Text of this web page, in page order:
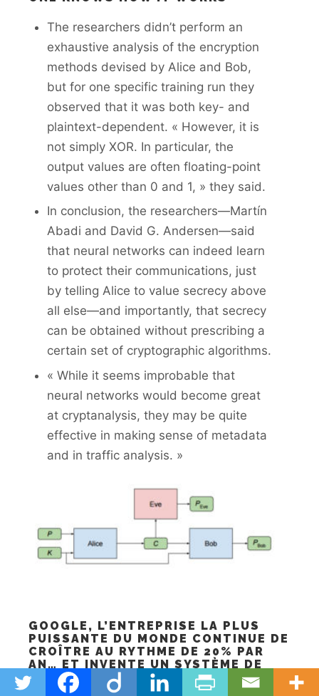
The researchers didn’t perform an
exhaustive analysis of the encryption
methods devised by Alice and Bob,
but for one specific training run they
observed that it was both key- and
plaintext-dependent. « However, it is
not simply XOR. In particular, the
output values are often floating-point
values other than 0 and 1, » they said.
In conclusion, the researchers—Martín
Abadi and David G. Andersen—said
that neural networks can indeed learn
to protect their communications, just
by telling Alice to value secrecy above
all else—and importantly, that secrecy
can be obtained without prescribing a
certain set of cryptographic algorithms.
« While it seems improbable that
neural networks would become great
at cryptanalysis, they may be quite
effective in making sense of metadata
and in traffic analysis. »
GOOGLE, L’ENTREPRISE LA PLUS
PUISSANTE DU MONDE CONTINUE DE
CROÎTRE AU RYTHME DE 20% PAR
AN… ET INVENTE UN SYSTÈME DE
GOUVERNANCE MONDIALE